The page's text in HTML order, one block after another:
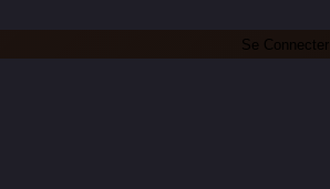
Se Connecter